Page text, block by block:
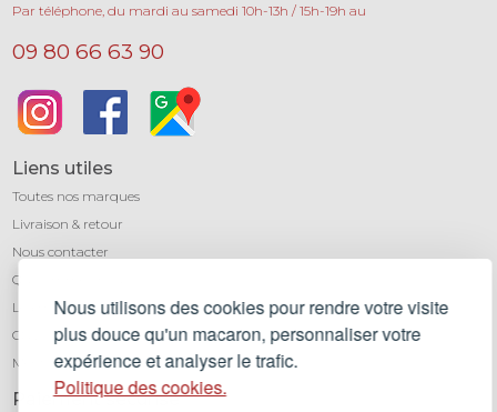
Nous utilisons des cookies pour rendre votre visite
plus douce qu'un macaron, personnaliser votre
expérience et analyser le trafic.
Politique des cookies.
Par téléphone, du mardi au samedi 10h-13h / 15h-19h au
09 80 66 63 90
Liens utiles
Toutes nos marques
Livraison & retour
Nous contacter
Qui sommes-nous ?
Léa mundis, le blog
CGV
Mentions légales
Paiement sécurisé